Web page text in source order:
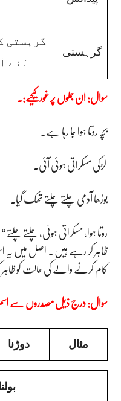
گرہستی
لئے
گرہستی
سوال: ان جملوں پر غور کیجیے:۔
بچہ روتا ہوا جا رہا ہے۔
بوڑھا آدمی چلتے چلتے تھک گیا۔
روتا ہوا، مسکراتی ہوئی، چلتے
ظاہر کر رہے ہیں ۔ اصل میں یہ
کام کرنے والے کی حالت کو ظاہر
سوال: درج ذیل مصدروں سے اسم
دوڑنا مثال